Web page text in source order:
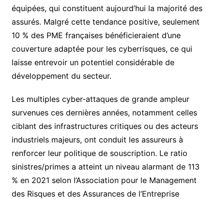
équipées, qui constituent aujourd’hui la majorité des
assurés. Malgré cette tendance positive, seulement
10 % des PME françaises bénéficieraient d’une
couverture adaptée pour les cyberrisques, ce qui
laisse entrevoir un potentiel considérable de
développement du secteur.
Les multiples cyber-attaques de grande ampleur
survenues ces dernières années, notamment celles
ciblant des infrastructures critiques ou des acteurs
industriels majeurs, ont conduit les assureurs à
renforcer leur politique de souscription. Le ratio
sinistres/primes a atteint un niveau alarmant de 113
% en 2021 selon l’Association pour le Management
des Risques et des Assurances de l’Entreprise